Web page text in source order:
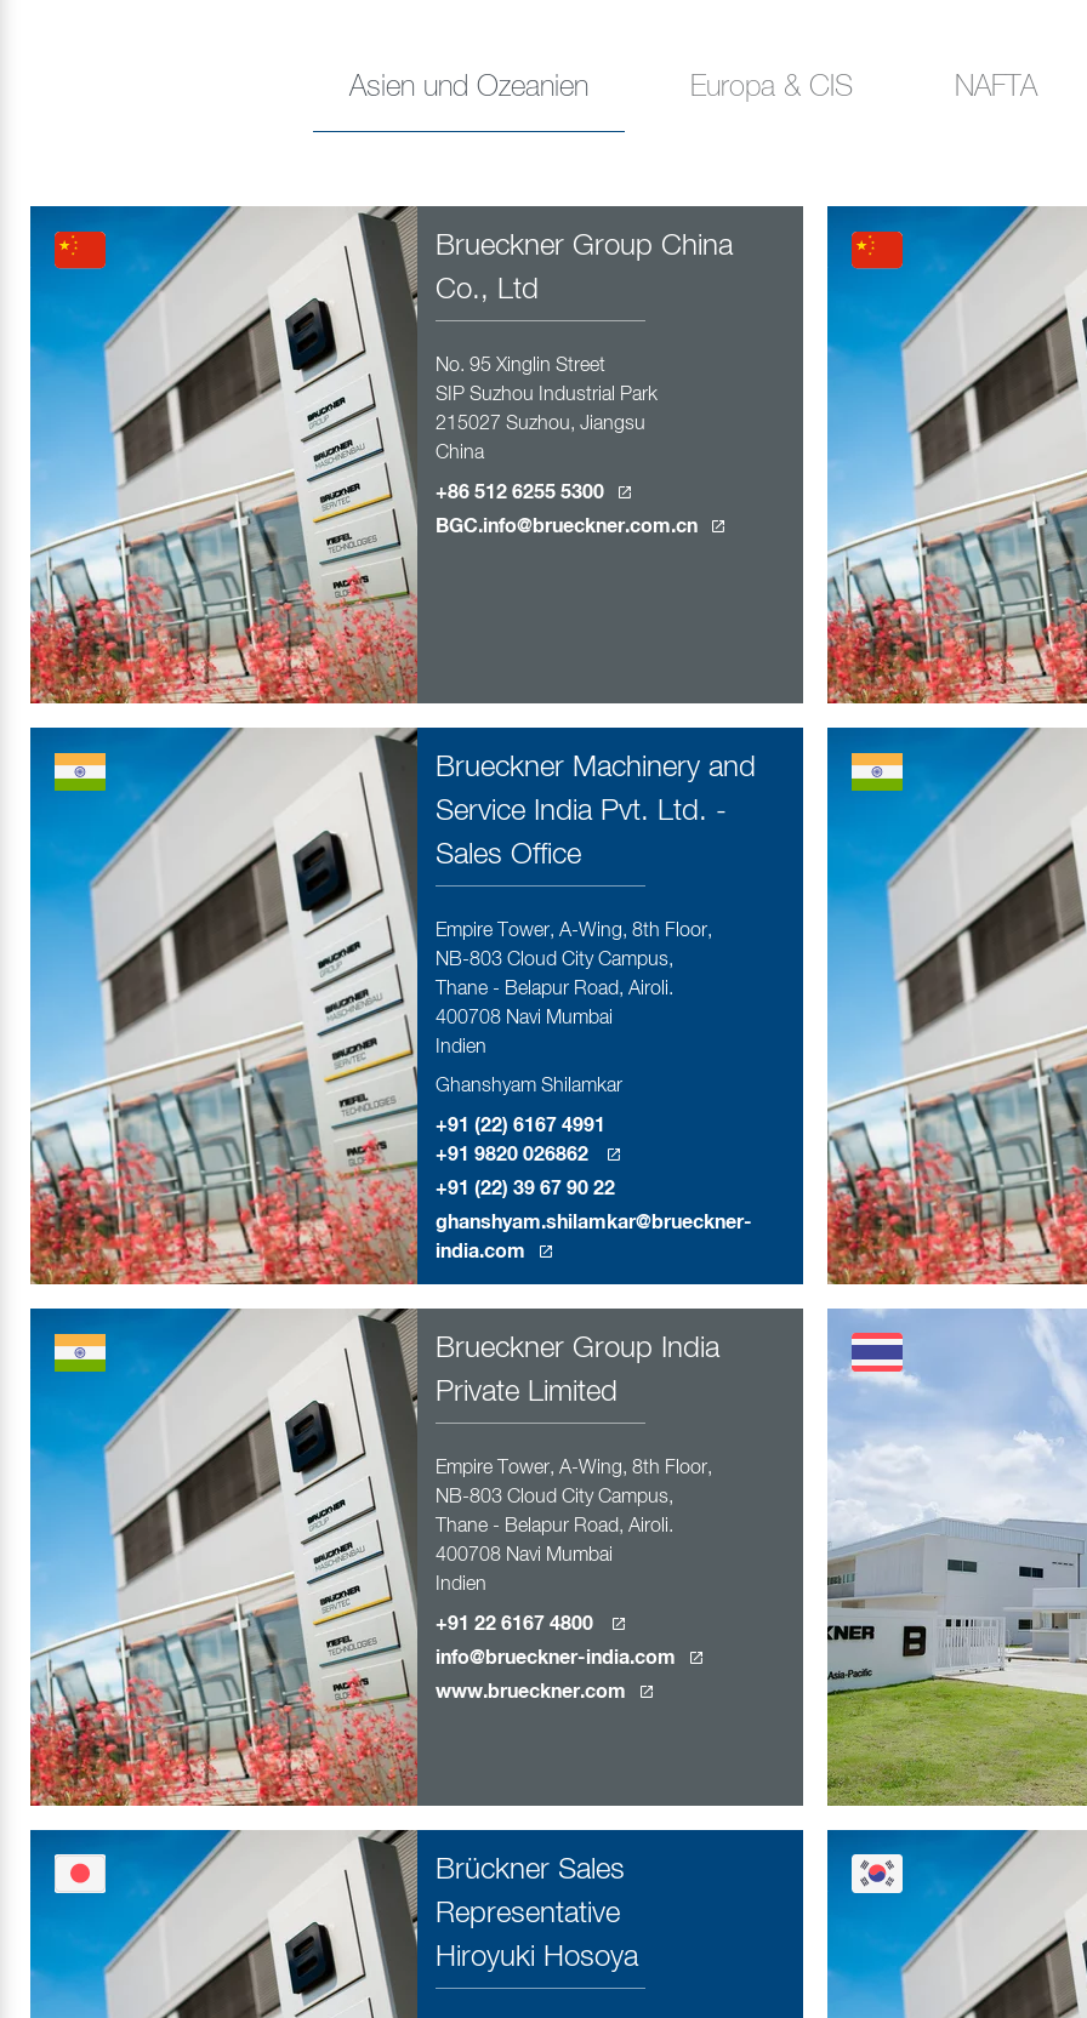
Asien und Ozeanien Europa & CIS NAFTA
Brueckner Group China
Co., Ltd
No. 95 Xinglin Street
SIP Suzhou Industrial Park
215027 Suzhou, Jiangsu
China
+86 512 6255 5300
BGC.info@brueckner.com.cn
Brueckner Machinery and
Service India Pvt. Ltd. -
Sales Office
Empire Tower, A-Wing, 8th Floor,
NB-803 Cloud City Campus,
Thane - Belapur Road, Airoli.
400708 Navi Mumbai
Indien
Ghanshyam Shilamkar
+91 (22) 6167 4991
+91 9820 026862
+91 (22) 39 67 90 22
ghanshyam.shilamkar@brueckner-
india.com
Brueckner Group India
Private Limited
Empire Tower, A-Wing, 8th Floor,
NB-803 Cloud City Campus,
Thane - Belapur Road, Airoli.
400708 Navi Mumbai
Indien
+91 22 6167 4800
info@brueckner-india.com
www.brueckner.com
Brückner Sales
Representative
Hiroyuki Hosoya